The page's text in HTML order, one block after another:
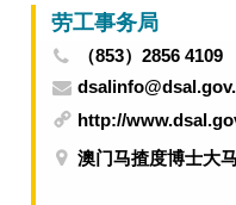
劳工事务局
（853）2856 4109
http://
澳门马揸度博士大